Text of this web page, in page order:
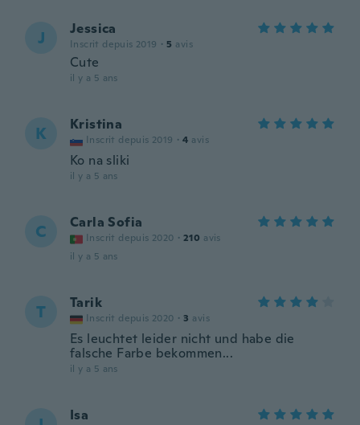
J Jessica
Inscrit depuis 2019 · 5 avis
Cute
il y a 5 ans
K Kristina
Inscrit depuis 2019 · 4 avis
Ko na sliki
il y a 5 ans
C Carla Sofia
Inscrit depuis 2020 · 210 avis
il y a 5 ans
T Tarik
Inscrit depuis 2020 · 3 avis
Es leuchtet leider nicht und habe die
falsche Farbe bekommen...
il y a 5 ans
Isa